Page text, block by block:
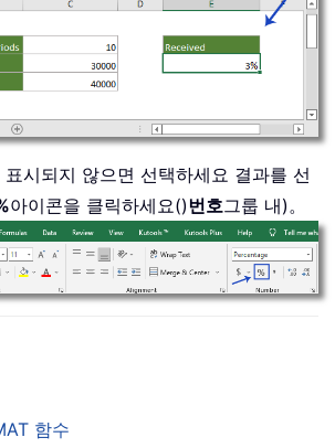
시되지 않으면 선택하세요 결과를 선
아이콘을 클릭하세요()번호그룹 내)。
함수